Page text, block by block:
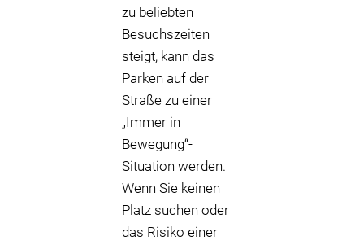
zu beliebten
Besuchszeiten
steigt, kann das
Parken auf der
Straße zu einer
„Immer in
Bewegung“-
Situation werden.
Wenn Sie keinen
Platz suchen oder
das Risiko einer